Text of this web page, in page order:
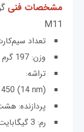
مشخصات فنی
M11
تعداد
وزن: 197 گرم
تراشه:
(14 nm)
پردازنده:
رم: 3 گیگابایت